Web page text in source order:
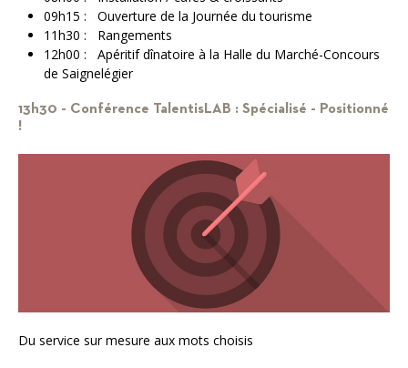
09h15 : Ouverture de la Journée du tourisme
11h30 : Rangements
12h00 : Apéritif dînatoire à la Halle du Marché-Concours
de Saignelégier
13h30 - Conférence TalentisLAB : Spécialisé - Positionné
!
Du service sur mesure aux mots choisis